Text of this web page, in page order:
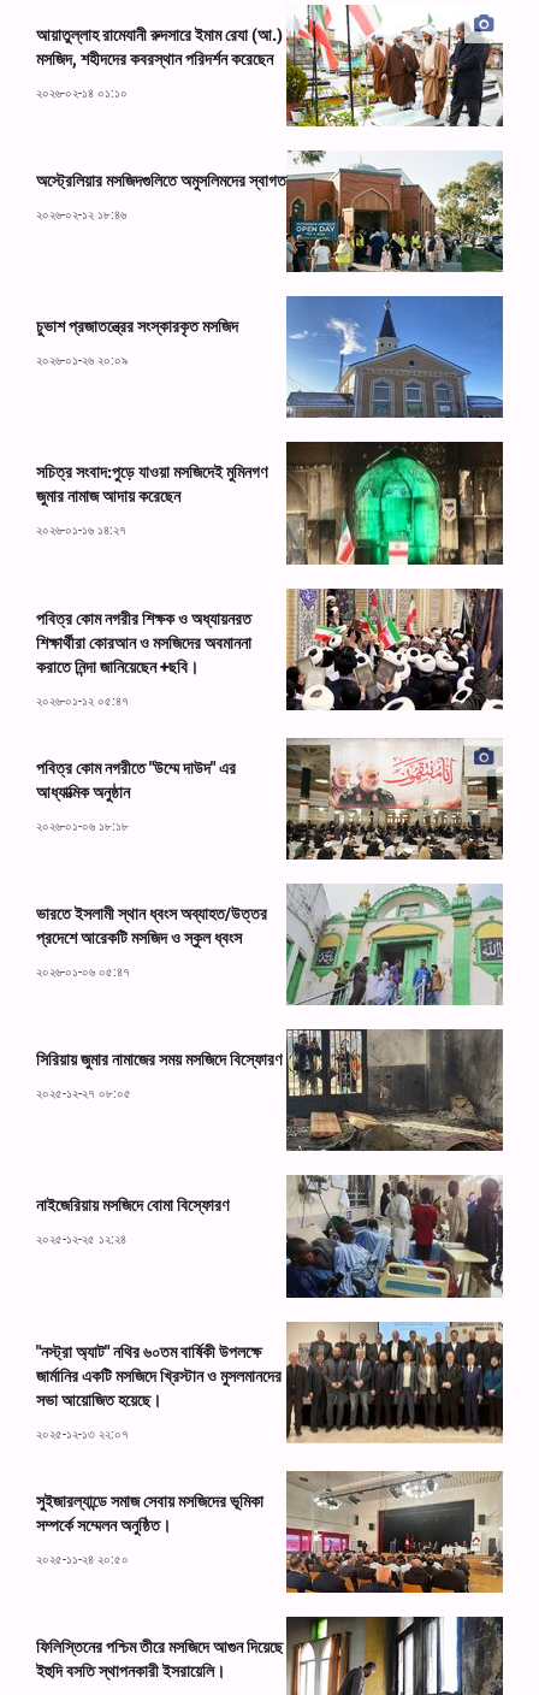
আয়াতুল্লাহ রামেযানী রুদসারে ইমাম রেযা (আ.)
মসজিদ, শহীদদের কবরস্থান পরিদর্শন করেছেন
২০২৬-০২-১৪ ০১:১০
অস্ট্রেলিয়ার মসজিদগুলিতে অমুসলিমদের স্বাগত
২০২৬-০২-১২ ১৮:৪৬
চুভাশ প্রজাতন্ত্রের সংস্কারকৃত মসজিদ
২০২৬-০১-২৬ ২০:০৯
সচিত্র সংবাদ:পুড়ে যাওয়া মসজিদেই মুমিনগণ
জুমার নামাজ আদায় করেছেন
২০২৬-০১-১৬ ১৪:২৭
পবিত্র কোম নগরীর শিক্ষক ও অধ্যায়নরত
শিক্ষার্থীরা কোরআন ও মসজিদের অবমাননা
করাতে নিন্দা জানিয়েছেন +ছবি।
২০২৬-০১-১২ ০৫:৪৭
পবিত্র কোম নগরীতে "উম্মে দাউদ" এর
আধ্যাত্মিক অনুষ্ঠান
২০২৬-০১-০৬ ১৮:১৮
ভারতে ইসলামী স্থান ধ্বংস অব্যাহত/উত্তর
প্রদেশে আরেকটি মসজিদ ও স্কুল ধ্বংস
২০২৬-০১-০৬ ০৫:৪৭
সিরিয়ায় জুমার নামাজের সময় মসজিদে বিস্ফোরণ
২০২৫-১২-২৭ ০৮:০৫
নাইজেরিয়ায় মসজিদে বোমা বিস্ফোরণ
২০২৫-১২-২৫ ১২:২৪
"নস্ট্রা অ্যাট" নথির ৬০তম বার্ষিকী উপলক্ষে
জার্মানির একটি মসজিদে খ্রিস্টান ও মুসলমানদের
সভা আয়োজিত হয়েছে।
২০২৫-১২-১৩ ২২:০৭
সুইজারল্যান্ডে সমাজ সেবায় মসজিদের ভূমিকা
সম্পর্কে সম্মেলন অনুষ্ঠিত।
২০২৫-১১-২৪ ২০:৫০
ফিলিস্তিনের পশ্চিম তীরে মসজিদে আগুন দিয়েছে
ইহুদি বসতি স্থাপনকারী ইসরায়েলি।